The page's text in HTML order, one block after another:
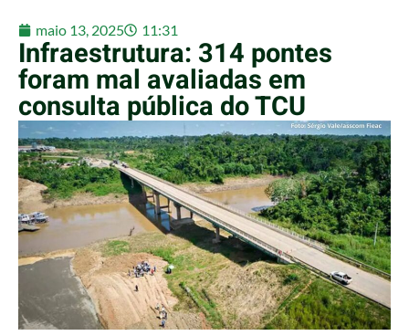
maio 13, 2025 11:31
Infraestrutura: 314 pontes
foram mal avaliadas em
consulta pública do TCU